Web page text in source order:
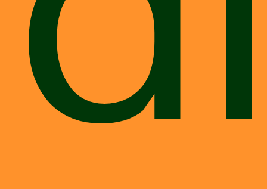
Estresse em gatos: como evitar na
rotina?
Um dos problemas mais comuns da vida moderna, o
estresse, pode causar muitos problemas também nos